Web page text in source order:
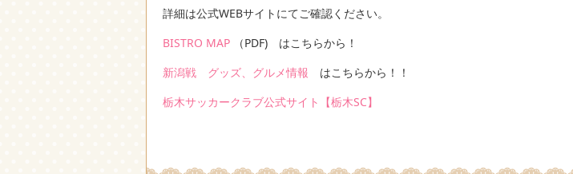
詳細は公式WEBサイトにてご確認ください。
BISTRO MAP （PDF) はこちらから！
新潟戦 グッズ、グルメ情報 はこちらから！！
栃木サッカークラブ公式サイト【栃木SC】